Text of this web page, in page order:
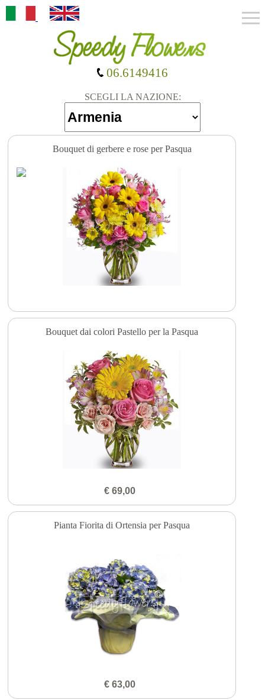
SCEGLI LA NAZIONE:
06.6149416
Bouquet di gerbere e rose per Pasqua
Bouquet dai colori Pastello per la Pasqua
€ 69,00
Pianta Fiorita di Ortensia per Pasqua
€ 63,00